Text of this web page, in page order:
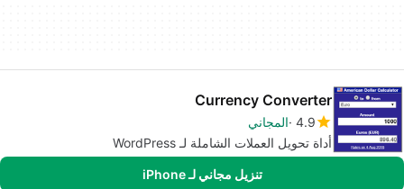
Currency Converter
4.9 المجاني
أداة تحويل العملات الشاملة لـ WordPress
تنزيل مجاني لـ iPhone